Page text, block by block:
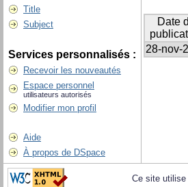
Title
Subject
Services personnalisés :
Recevoir les nouveautés
Espace personnel
utilisateurs autorisés
Modifier mon profil
Aide
À propos de DSpace
Date
28-nov-
Ce site utilise